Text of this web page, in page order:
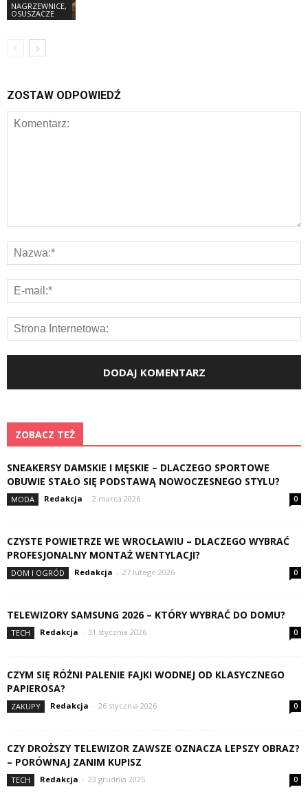
NAGRZEWNICE,
OSUSZACZE
ZOSTAW ODPOWIEDŹ
ZOBACZ TEŻ
SNEAKERSY DAMSKIE I MĘSKIE – DLACZEGO SPORTOWE
OBUWIE STAŁO SIĘ PODSTAWĄ NOWOCZESNEGO STYLU?
MODA Redakcja - 2 marca 2026 0
CZYSTE POWIETRZE WE WROCŁAWIU – DLACZEGO WYBRAĆ
PROFESJONALNY MONTAŻ WENTYLACJI?
DOM I OGRÓD Redakcja - 27 lutego 2026 0
TELEWIZORY SAMSUNG 2026 – KTÓRY WYBRAĆ DO DOMU?
TECH Redakcja - 31 stycznia 2026 0
CZYM SIĘ RÓŻNI PALENIE FAJKI WODNEJ OD KLASYCZNEGO
PAPIEROSA?
ZAKUPY Redakcja - 26 stycznia 2026 0
CZY DROŻSZY TELEWIZOR ZAWSZE OZNACZA LEPSZY OBRAZ?
– PORÓWNAJ ZANIM KUPISZ
TECH Redakcja - 23 grudnia 2025 0